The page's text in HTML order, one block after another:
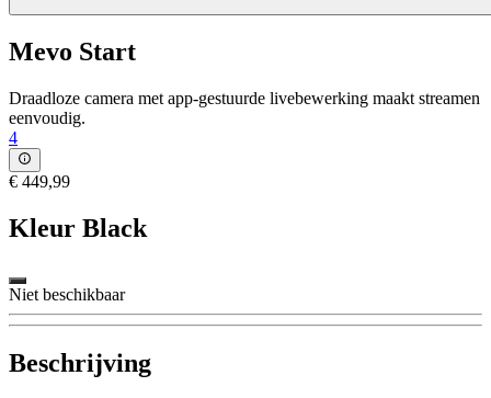
Mevo Start
Draadloze camera met app-gestuurde livebewerking maakt streamen
eenvoudig.
4
€ 449,99
Kleur Black
Niet beschikbaar
Beschrijving